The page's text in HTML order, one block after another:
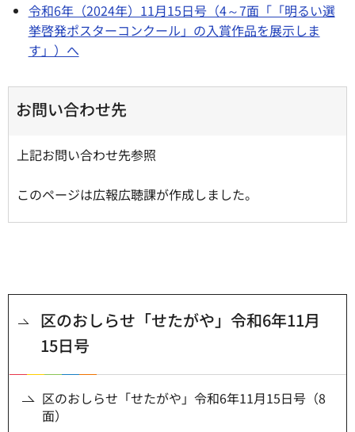
令和6年（2024年）11月15日号（4～7面「「明るい選
挙啓発ポスターコンクール」の入賞作品を展示しま
す」）へ
お問い合わせ先
上記お問い合わせ先参照
このページは広報広聴課が作成しました。
区のおしらせ「せたがや」令和6年11月
15日号
区のおしらせ「せたがや」令和6年11月15日号（8
面）